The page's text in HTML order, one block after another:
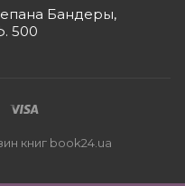
Бандеры,
500
книг book24.ua